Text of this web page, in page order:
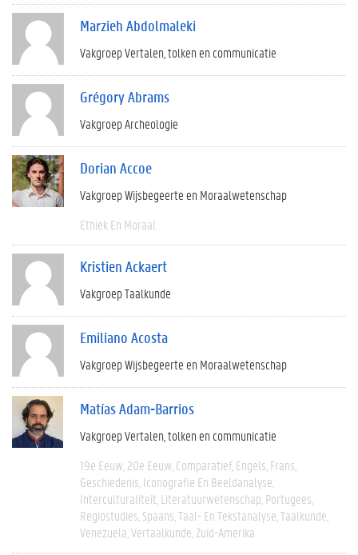
Marzieh Abdolmaleki
Vakgroep Vertalen, tolken en communicatie
Grégory Abrams
Vakgroep Archeologie
Dorian Accoe
Vakgroep Wijsbegeerte en Moraalwetenschap
Ethiek En Moraal
Kristien Ackaert
Vakgroep Taalkunde
Emiliano Acosta
Vakgroep Wijsbegeerte en Moraalwetenschap
Matías Adam-Barrios
Vakgroep Vertalen, tolken en communicatie
19e Eeuw 20e Eeuw Comparatief Engels Frans
Geschiedenis Iconografie En Beeldanalyse
Interculturaliteit Literatuurwetenschap Portugees
Regiostudies Spaans Taal- En Tekstanalyse Taalkunde
Venezuela Vertaalkunde Zuid-Amerika